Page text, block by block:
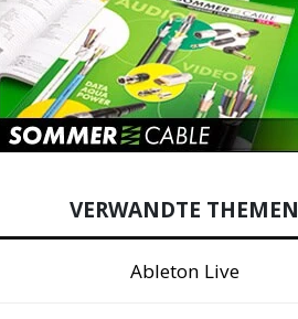
VERWANDTE THEMEN
Ableton Live